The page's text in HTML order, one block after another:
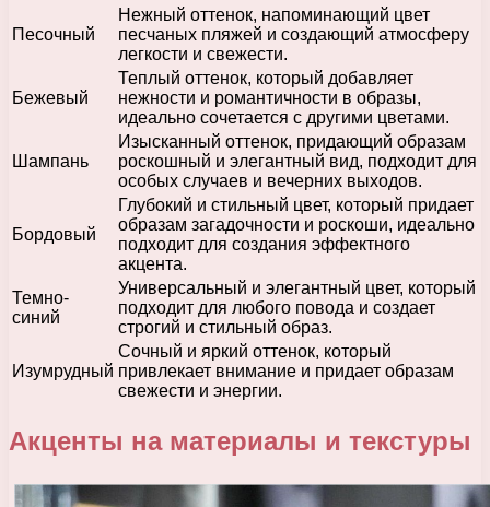
Песочный
Нежный оттенок, напоминающий цвет
песчаных пляжей и создающий атмосферу
легкости и свежести.
Бежевый
Теплый оттенок, который добавляет
нежности и романтичности в образы,
идеально сочетается с другими цветами.
Шампань
Изысканный оттенок, придающий образам
роскошный и элегантный вид, подходит для
особых случаев и вечерних выходов.
Бордовый
Глубокий и стильный цвет, который придает
образам загадочности и роскоши, идеально
подходит для создания эффектного
акцента.
Темно-
синий
Универсальный и элегантный цвет, который
подходит для любого повода и создает
строгий и стильный образ.
Изумрудный
Сочный и яркий оттенок, который
привлекает внимание и придает образам
свежести и энергии.
Акценты на материалы и текстуры